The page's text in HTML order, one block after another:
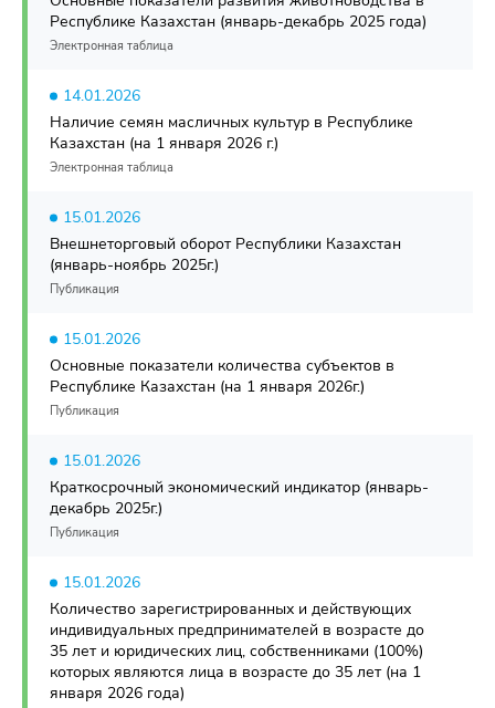
Республике Казахстан (январь-декабрь 2025 года)
Электронная таблица
14.01.2026
Наличие семян масличных культур в Республике
Казахстан (на 1 января 2026 г.)
Электронная таблица
15.01.2026
Внешнеторговый оборот Республики Казахстан
(январь-ноябрь 2025г.)
Публикация
15.01.2026
Основные показатели количества субъектов в
Республике Казахстан (на 1 января 2026г.)
Публикация
15.01.2026
Краткосрочный экономический индикатор (январь-
декабрь 2025г.)
Публикация
15.01.2026
Количество зарегистрированных и действующих
индивидуальных предпринимателей в возрасте до
35 лет и юридических лиц, собственниками (100%)
которых являются лица в возрасте до 35 лет (на 1
января 2026 года)